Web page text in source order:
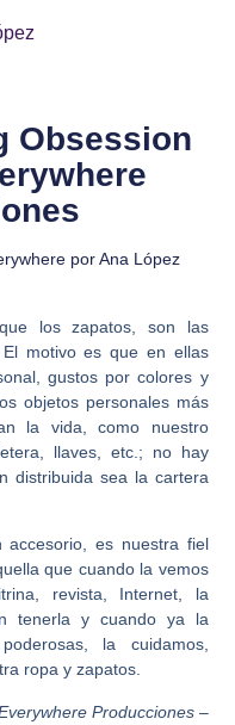
Obsession
por Ana López
los zapatos, son las
motivo es que en ellas
gustos por colores y
objetos personales más
la vida, como nuestro
llaves, etc.; no hay
distribuida sea la cartera
es nuestra fiel
que cuando la vemos
revista, Internet, la
tenerla y cuando ya la
la cuidamos,
ropa y zapatos.
Producciones–